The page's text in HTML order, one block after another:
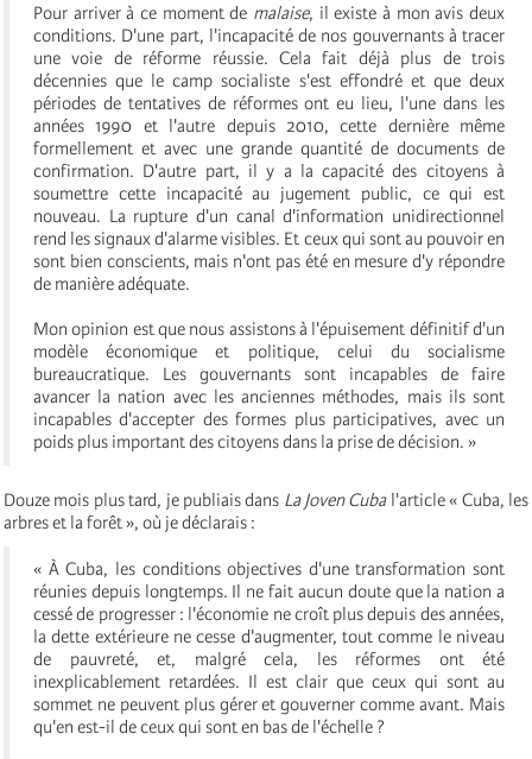
Pour arriver à ce moment de malaise, il existe à mon avis deux
conditions. D'une part, l'incapacité de nos gouvernants à tracer
une voie de réforme réussie. Cela fait déjà plus de trois
décennies que le camp socialiste s'est effondré et que deux
périodes de tentatives de réformes ont eu lieu, l'une dans les
années 1990 et l'autre depuis 2010, cette dernière même
formellement et avec une grande quantité de documents de
confirmation. D'autre part, il y a la capacité des citoyens à
soumettre cette incapacité au jugement public, ce qui est
nouveau. La rupture d'un canal d'information unidirectionnel
rend les signaux d'alarme visibles. Et ceux qui sont au pouvoir en
sont bien conscients, mais n'ont pas été en mesure d'y répondre
de manière adéquate.
Mon opinion est que nous assistons à l'épuisement définitif d'un
modèle économique et politique, celui du socialisme
bureaucratique. Les gouvernants sont incapables de faire
avancer la nation avec les anciennes méthodes, mais ils sont
incapables d'accepter des formes plus participatives, avec un
poids plus important des citoyens dans la prise de décision. »
Douze mois plus tard, je publiais dans La Joven Cubal'article « Cuba, les
arbres et la forêt », où je déclarais :
« À Cuba, les conditions objectives d'une transformation sont
réunies depuis longtemps. Il ne fait aucun doute que la nation a
cessé de progresser : l'économie ne croît plus depuis des années,
la dette extérieure ne cesse d'augmenter, tout comme le niveau
de pauvreté, et, malgré cela, les réformes ont été
inexplicablement retardées. Il est clair que ceux qui sont au
sommet ne peuvent plus gérer et gouverner comme avant. Mais
qu'en est-il de ceux qui sont en bas de l'échelle ?